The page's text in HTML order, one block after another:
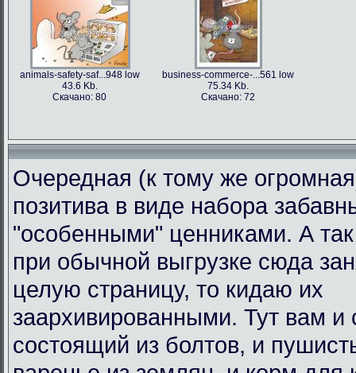
animals-safety-saf...948 low
43.6 Kb.
Скачано: 80
business-commerce-...561 low
75.34 Kb.
Скачано: 72
Очередная (к тому же
позитива в виде набора
"особенными" ценниками. А так
при обычной выгрузке сюда
целую страницу, то кидаю их
заархивированными. Тут вам и
состоящий из болтов, и